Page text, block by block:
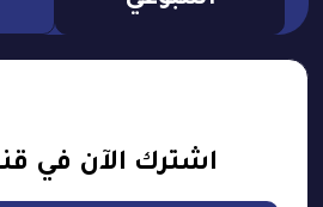
اشترك الآن في